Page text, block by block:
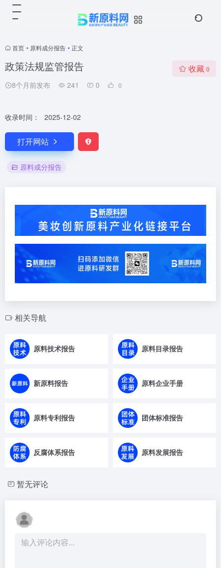
首页 • 原料成分报告 • 正文
政策法规监管报告
8个月前发布 241 0 0
收藏 0
收录时间： 2025-12-02
打开网站
原料成分报告
相关导航
原料技术报告 原料目录报告
新原料报告 原料企业手册
原料专利报告 团体标准报告
反腐体系报告 原料发展报告
暂无评论